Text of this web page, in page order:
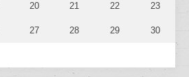
20 21 22 23
27 28 29 30